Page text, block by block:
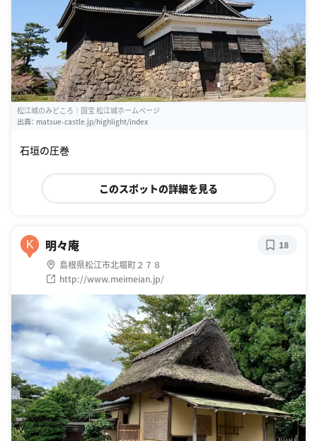
松江城のみどころ｜国宝 松江城ホームページ
出典： matsue-castle.jp/highlight/index
石垣の圧巻
このスポットの詳細を見る
K 明々庵
島根県松江市北堀町２７８
http://www.meimeian.jp/
18